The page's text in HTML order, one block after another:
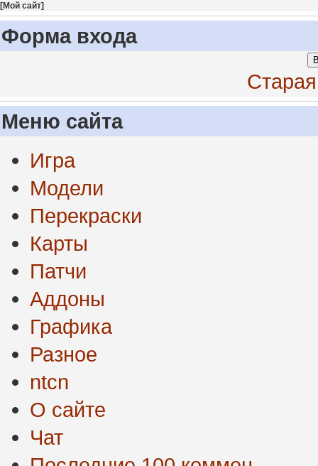
[Мой сайт]
Форма входа
Меню сайта
Игра
Модели
Перекраски
Карты
Патчи
Аддоны
Графика
Разное
ntcn
О сайте
Чат